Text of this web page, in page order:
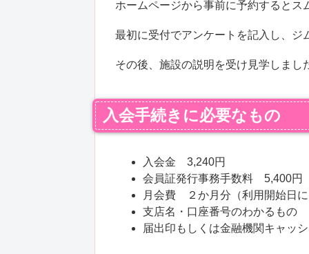
ホームページから事前に予約するとス
最初に受付でアンケートを記入し、
その後、施設の説明を受け見学しまし
入会手続きに必要なもの
入会金 3,240円
会員証発行事務手数料 5,400円
月会費 ２か月分（利用開始日
支店名・口座番号のわかるもの
届出印もしくは金融機関キャッ